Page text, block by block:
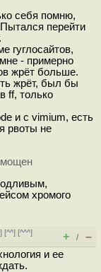
себя помню,
перейти
гуглосайтов,
- примерно
жрёт больше.
жрёт, был бы
ff, только
и с vimium, есть
рвоты не
хромого
] [^^] [^^^]
+ / –
и ее